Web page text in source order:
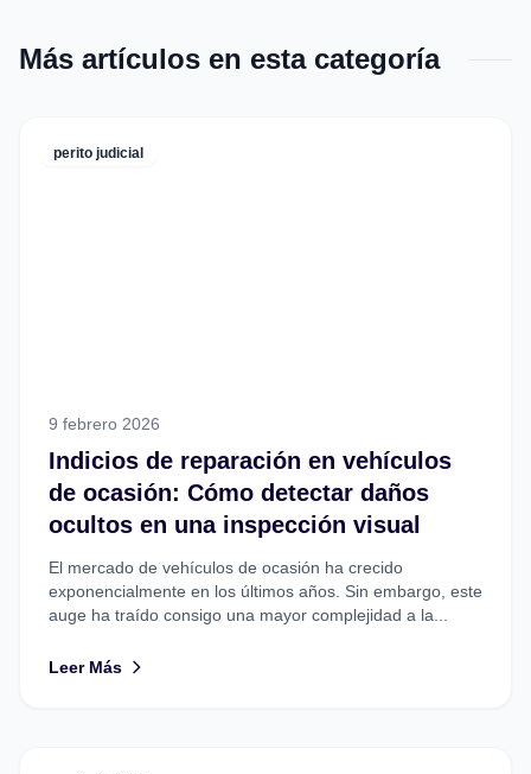
Más artículos en esta categoría
perito judicial
9 febrero 2026
Indicios de reparación en vehículos
de ocasión: Cómo detectar daños
ocultos en una inspección visual
El mercado de vehículos de ocasión ha crecido
exponencialmente en los últimos años. Sin embargo, este
auge ha traído consigo una mayor complejidad a la...
Leer Más